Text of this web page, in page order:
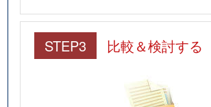
STEP3 比較＆検討する